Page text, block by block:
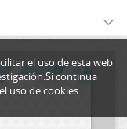
el uso de esta web
continua
uso de cookies.